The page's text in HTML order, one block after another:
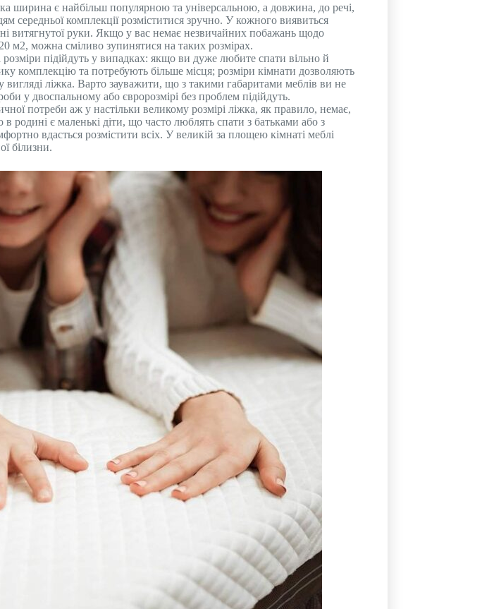
ширина є найбільш популярною та універсальною, а довжина, до речі,
середньої комплекції розміститися зручно. У кожного виявиться
витягнутої руки. Якщо у вас немає незвичайних побажань щодо
м2, можна сміливо зупинятися на таких розмірах.
підійдуть у випадках: якщо ви дуже любите спати вільно й
комплекцію та потребують більше місця; розміри кімнати дозволяють
ліжка. Варто зауважити, що з такими габаритами меблів ви не
у двоспальному або євророзмірі без проблем підійдуть.
потреби аж у настільки великому розмірі ліжка, як правило, немає,
родині є маленькі діти, що часто люблять спати з батьками або з
вдасться розмістити всіх. У великій за площею кімнаті меблі
білизни.